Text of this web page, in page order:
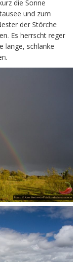
die Sonne
und zum
der Störche
Es herrscht reger
lange, schlanke